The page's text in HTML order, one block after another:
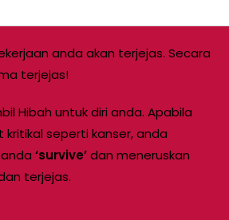
anda akan terjejas. Secara
terjejas!
Hibah untuk diri anda. Apabila
seperti kanser, anda
‘survive’dan meneruskan
terjejas.